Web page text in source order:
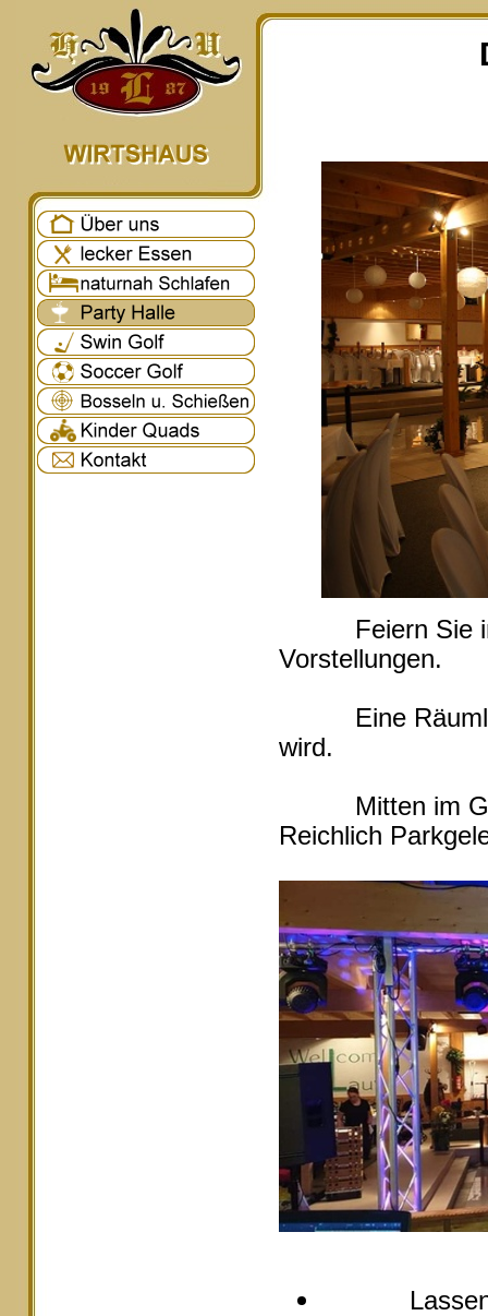
Feiern Sie in
Vorstellungen.
Eine
wird.
Mitten im
Reichlich